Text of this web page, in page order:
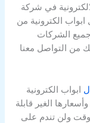
في شركة
الكترونية من
جميع الشركات
من التواصل معنا
ابواب الكترونية
الغير قابلة
ولن تندم على